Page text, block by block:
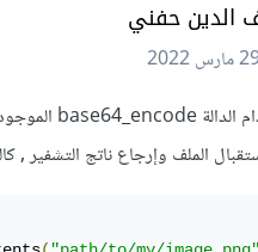
الدين حفني
2022
الملف وإرجاع ناتج التشفير ,